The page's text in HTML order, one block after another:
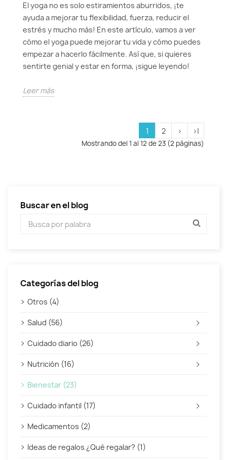
El yoga no es solo estiramientos aburridos, ¡te
ayuda a mejorar tu flexibilidad, fuerza, reducir el
estrés y mucho más! En este artículo, vamos a ver
cómo el yoga puede mejorar tu vida y cómo puedes
empezar a hacerlo fácilmente. Así que, si quieres
sentirte genial y estar en forma, ¡sigue leyendo!
Leer más
1 2 > >|
Mostrando del 1 al 12 de 23 (2 páginas)
Buscar en el blog
Categorías del blog
Otros (4)
Salud (56)
Cuidado diario (26)
Nutrición (16)
Bienestar (23)
Cuidado infantil (17)
Medicamentos (2)
Ideas de regalos ¿Qué regalar? (1)